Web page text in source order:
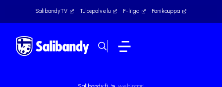
SalibandyTV Tulospalvelu F-liiga Fanikauppa